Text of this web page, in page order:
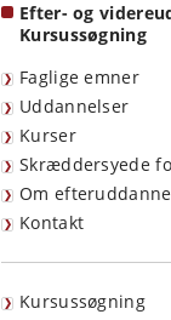
Efter- og
Kursussøgning
Faglige emner
Uddannelser
Kurser
Skræddersyede
Om
Kontakt
Kursussøgning